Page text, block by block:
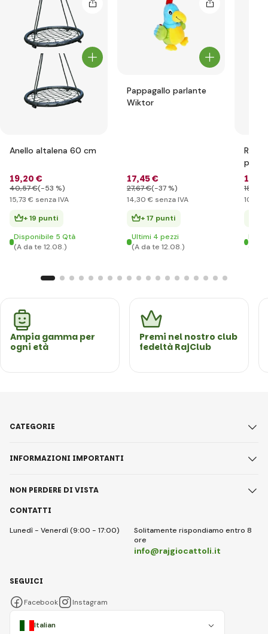
Anello altalena 60 cm
19,20 €
40,57 €(-53 %)
15,73 € senza IVA
+ 19 punti
Disponibile 5 Qtà
(A da te 12.08.)
Pappagallo parlante
Wiktor
17,45 €
27,67 €(-37 %)
14,30 € senza IVA
+ 17 punti
Ultimi 4 pezzi
(A da te 12.08.)
per
12
18
10
(A
Ampia gamma per
ogni età
Premi nel nostro club
fedeltà RajClub
CONTATTI
Lunedì - Venerdì (9:00 - 17:00)
Solitamente rispondiamo entro 8
ore
info@rajgiocattoli.it
CATEGORIE
INFORMAZIONI IMPORTANTI
NON PERDERE DI VISTA
Italian
SEGUICI
Facebook Instagram